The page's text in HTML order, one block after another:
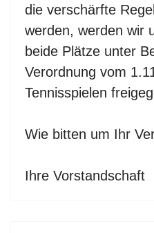
die verschärfte
werden, werden wir
beide Plätze unter
Verordnung vom
Tennisspielen
Wie bitten um Ihr
Ihre Vorstandschaft